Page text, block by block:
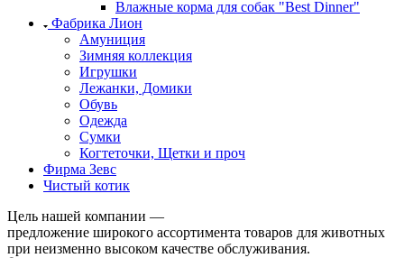
Влажные корма для собак "Best Dinner"
Фабрика Лион
Амуниция
Зимняя коллекция
Игрушки
Лежанки, Домики
Обувь
Одежда
Сумки
Когтеточки, Щетки и проч
Фирма Зевс
Чистый котик
Цель нашей компании —
предложение широкого ассортимента товаров для животных
при неизменно высоком качестве обслуживания.